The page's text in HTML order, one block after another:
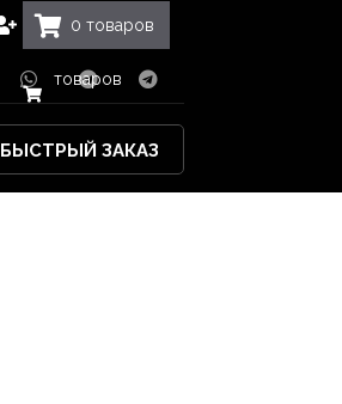
0 товаров
товаров
БЫСТРЫЙ ЗАКАЗ